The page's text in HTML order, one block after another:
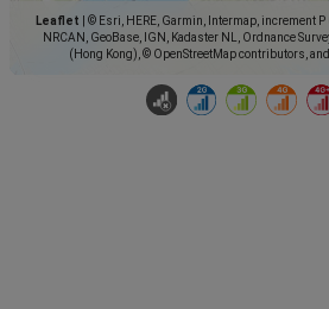
Leaflet
© Esri, HERE, Garmin, Intermap, increment P
NRCAN, GeoBase, IGN, Kadaster NL, Ordnance
(Hong Kong), © OpenStreetMap contributors,